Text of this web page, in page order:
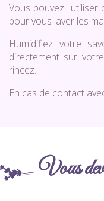
Vous pouvez l'utiliser
pour vous laver les
Humidifiez votre
directement sur
rincez.
En cas de contact
Vous